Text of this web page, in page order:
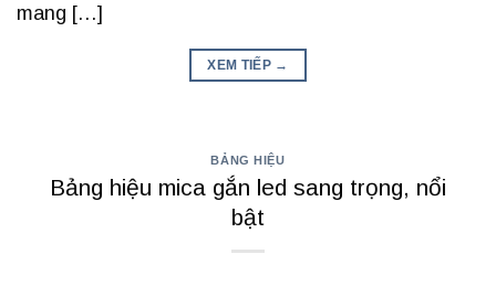
mang […]
XEM TIẾP →
BẢNG HIỆU
Bảng hiệu mica gắn led sang trọng, nổi
bật